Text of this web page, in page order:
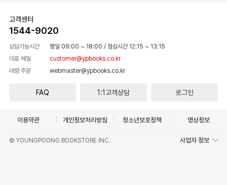
고객센터
1544-9020
상담가능시간 평일 09:00 ~ 18:00 / 점심시간 12:15 ~ 13:15
대표 메일
customer@ypbooks.co.kr
대량 주문
webmaster@ypbooks.co.kr
FAQ 1:1고객상담 로그인
이용약관 개인정보처리방침 청소년보호정책 영상정보
© YOUNGPOONG BOOKSTORE INC. 사업자 정보